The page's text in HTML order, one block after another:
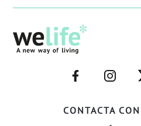
CONTACTA
–
FACEBOOK–
–